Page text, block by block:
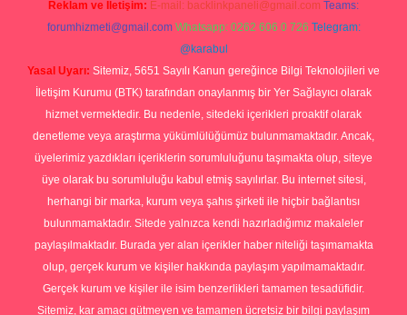
Reklam ve İletişim: E-mail: backlinkpaneli@gmail.com Teams:
forumhizmeti@gmail.com Whatsapp: 0262 606 0 726 Telegram:
@karabul
Yasal Uyarı: Sitemiz, 5651 Sayılı Kanun gereğince Bilgi Teknolojileri ve
İletişim Kurumu (BTK) tarafından onaylanmış bir Yer Sağlayıcı olarak
hizmet vermektedir. Bu nedenle, sitedeki içerikleri proaktif olarak
denetleme veya araştırma yükümlülüğümüz bulunmamaktadır. Ancak,
üyelerimiz yazdıkları içeriklerin sorumluluğunu taşımakta olup, siteye
üye olarak bu sorumluluğu kabul etmiş sayılırlar. Bu internet sitesi,
herhangi bir marka, kurum veya şahıs şirketi ile hiçbir bağlantısı
bulunmamaktadır. Sitede yalnızca kendi hazırladığımız makaleler
paylaşılmaktadır. Burada yer alan içerikler haber niteliği taşımamakta
olup, gerçek kurum ve kişiler hakkında paylaşım yapılmamaktadır.
Gerçek kurum ve kişiler ile isim benzerlikleri tamamen tesadüfidir.
Sitemiz, kar amacı gütmeyen ve tamamen ücretsiz bir bilgi paylaşım